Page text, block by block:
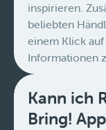
inspirieren.
beliebten
einem Klick
Informationen
Kann ich
Bring!